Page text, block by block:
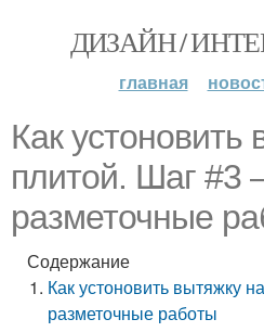
ДИЗАЙН /
главная
Как устоновить
плитой. Шаг #3
разметочные
Содержание
Как устоновить вытяжку
разметочные работы